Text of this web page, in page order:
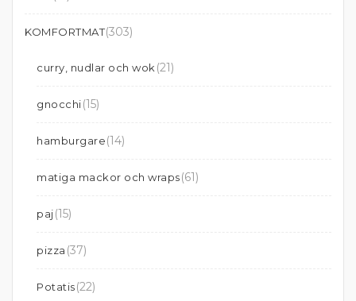
KOMFORTMAT(303)
curry, nudlar och wok (21)
gnocchi(15)
hamburgare(14)
matiga mackor och wraps(61)
paj(15)
pizza (37)
Potatis(22)